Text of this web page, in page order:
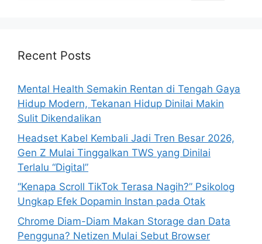
h
r
:
Recent Posts
Mental Health Semakin Rentan di Tengah Gaya
Hidup Modern, Tekanan Hidup Dinilai Makin
Sulit Dikendalikan
Headset Kabel Kembali Jadi Tren Besar 2026,
Gen Z Mulai Tinggalkan TWS yang Dinilai
Terlalu “Digital”
“Kenapa Scroll TikTok Terasa Nagih?” Psikolog
Ungkap Efek Dopamin Instan pada Otak
Chrome Diam-Diam Makan Storage dan Data
Pengguna? Netizen Mulai Sebut Browser